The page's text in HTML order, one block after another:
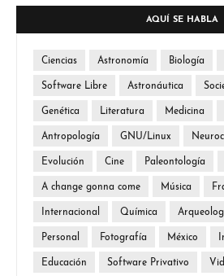
AQUÍ SE HABLA
Ciencias Astronomía Biología
Software Libre Astronáutica
Genética Literatura Medicina
Antropología GNU/Linux
Evolución Cine Paleontología
A change gonna come Música
Internacional Química
Personal Fotografía México
Educación Software Privativo